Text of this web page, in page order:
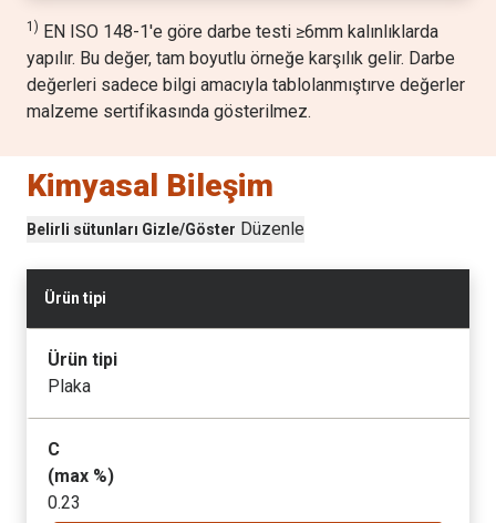
1) EN ISO 148-1'e göre darbe testi ≥6mm kalınlıklarda
yapılır. Bu değer, tam boyutlu örneğe karşılık gelir. Darbe
değerleri sadece bilgi amacıyla tablolanmıştırve değerler
malzeme sertifikasında gösterilmez.
Kimyasal Bileşim
Belirli sütunları Gizle/Göster Düzenle
Ürün tipi
Ürün tipi
Plaka
C
(max %)
0.23